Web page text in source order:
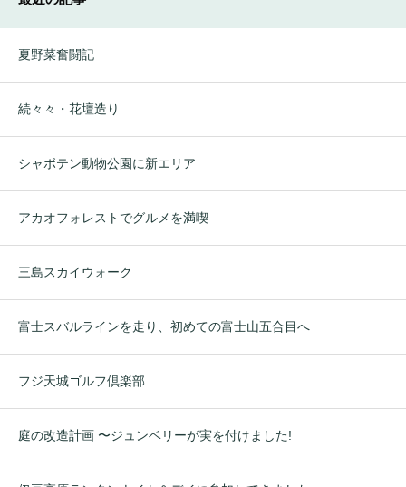
夏野菜奮闘記
続々々・花壇造り
シャボテン動物公園に新エリア
アカオフォレストでグルメを満喫
三島スカイウォーク
富士スバルラインを走り、初めての富士山五合目へ
フジ天城ゴルフ倶楽部
庭の改造計画 〜ジュンベリーが実を付けました!